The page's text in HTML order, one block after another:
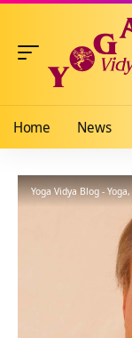
Home News
Yoga Vidya Blog -